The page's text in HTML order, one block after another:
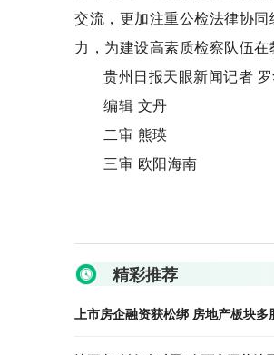
交流，更加注重公检法律协
力，为建设高素质检察队伍在
贵州日报天眼新闻记者
编辑 文丹
二审 熊瑛
三审 欧阳海南
精彩推荐
上市房企融资获松绑 房地产板块多